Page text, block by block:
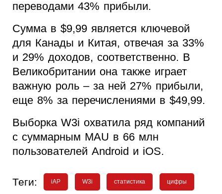
переводами 43% прибыли.
Сумма в $9,99 является ключевой
для Канады и Китая, отвечая за 33%
и 29% доходов, соответственно. В
Великобритании она также играет
важную роль – за ней 27% прибыли,
еще 8% за перечислениями в $49,99.
Выборка W3i охватила ряд компаний
с суммарным MAU в 66 млн
пользователей Android и iOS.
Теги: iAP W3i статистика цифры